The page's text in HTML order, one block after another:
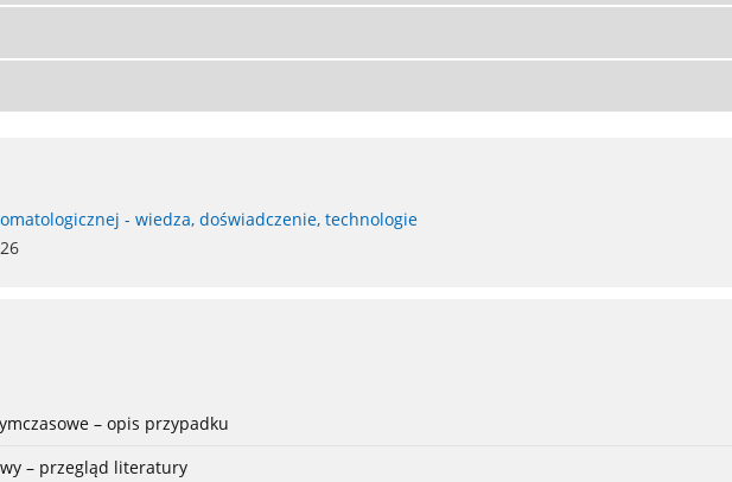
- wiedza, doświadczenie, technologie
– opis przypadku
– przegląd literatury